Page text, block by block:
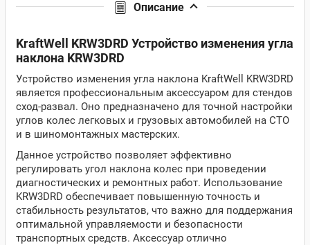
Описание
KraftWell KRW3DRD Устройство изменения угла
наклона KRW3DRD
Устройство изменения угла наклона KraftWell KRW3DRD
является профессиональным аксессуаром для стендов
сход-развал. Оно предназначено для точной настройки
углов колес легковых и грузовых автомобилей на СТО
и в шиномонтажных мастерских.
Данное устройство позволяет эффективно
регулировать угол наклона колес при проведении
диагностических и ремонтных работ. Использование
KRW3DRD обеспечивает повышенную точность и
стабильность результатов, что важно для поддержания
оптимальной управляемости и безопасности
транспортных средств. Аксессуар отлично